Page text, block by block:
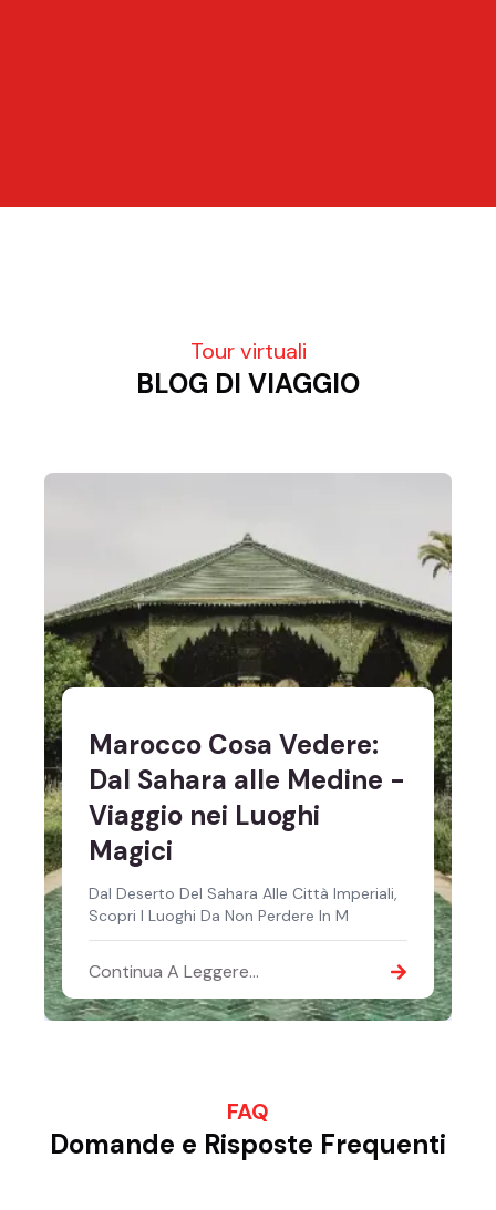
Tour virtuali
BLOG DI VIAGGIO
Marocco Cosa Vedere:
Dal Sahara alle Medine -
Viaggio nei Luoghi
Magici
Dal Deserto Del Sahara Alle Città Imperiali,
Scopri I Luoghi Da Non Perdere In M
Continua A Leggere...
FAQ
Domande e Risposte Frequenti